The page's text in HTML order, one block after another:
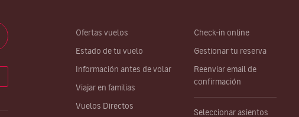
Ofertas vuelos
Estado de tu vuelo
Información antes de volar
Viajar en familias
Vuelos Directos
Check-in online
Gestionar tu reserva
Reenviar email de
confirmación
Seleccionar asientos